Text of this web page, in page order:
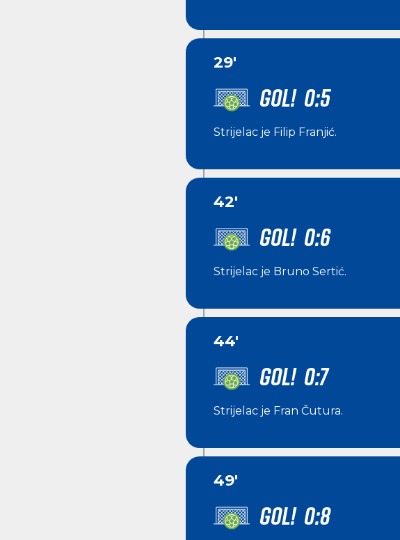
29'
GOL! 0:5
Strijelac je Filip Franjić.
42'
GOL! 0:6
Strijelac je Bruno Sertić.
44'
GOL! 0:7
Strijelac je Fran Čutura.
49'
GOL! 0:8